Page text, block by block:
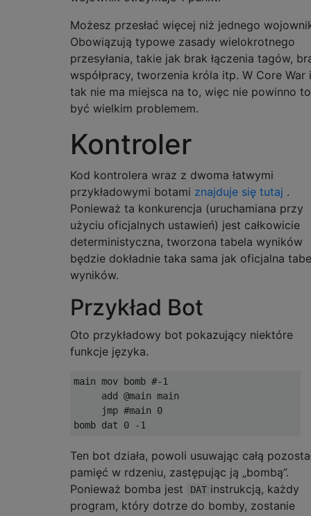
Możesz przesłać więcej niż jednego
Obowiązują typowe zasady wielokrotnego
przesyłania, takie jak brak łączenia tagów,
współpracy, tworzenia króla itp. W Core War i
tak nie ma miejsca na to, więc nie powinno to
być wielkim problemem.
Kontroler
Kod kontrolera wraz z dwoma łatwymi
przykładowymi botami znajduje się tutaj .
Ponieważ ta konkurencja (uruchamiana przy
użyciu oficjalnych ustawień) jest całkowicie
deterministyczna, tworzona tabela wyników
będzie dokładnie taka sama jak oficjalna
wyników.
Przykład Bot
Oto przykładowy bot pokazujący niektóre
funkcje języka.
main mov bomb #-1
     add @main main
     jmp #main 0
Ten bot działa, powoli usuwając całą
pamięć w rdzeniu, zastępując ją „bombą”.
Ponieważ bomba jest
DAT instrukcją, każdy
program, który dotrze do bomby, zostanie